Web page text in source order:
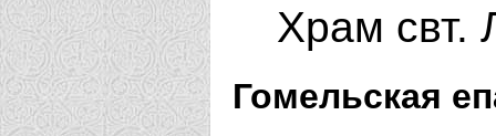
Храм свт.
Гомельская